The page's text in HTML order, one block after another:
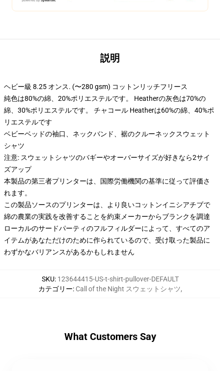
説明
ヘビー級 8.25 オンス. (〜280 gsm) コットンリッチフリース
純色は80%の綿、20%ポリエステルです。 Heatherの灰色は70%の
綿、30%ポリエステルです。 チャコール Heatherは60%の綿、40%ポ
リエステルです
ベビーベッドの袖口、ネックバンド、裾のクルーネックスウェット
シャツ
注意: スウェットシャツのバギーやオーバーサイズが好きなら2サイ
ズアップ
本製品の第三者プリンターは、国際労働機関の基準に従って評価さ
れます。
この製品ソースのプリンターは、より良いコットンイニシアチブで
綿の農業の実践を改善することを約束メーカーからブランクを調達
ローカルのサードパーティのフルフィルダーによって、すべてのア
イテムがあなただけのために作られているので、受け取った製品に
わずかなバリアンスがあるかもしれません
SKU: 123644415-US-t-shirt-pullover-DEFAULT
カテゴリー: Call of the Night スウェットシャツ,
What Customers Say